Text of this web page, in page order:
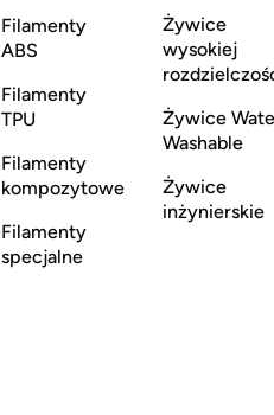
Filamenty
ABS
Filamenty
TPU
Filamenty
kompozytowe
Filamenty
specjalne
Żywice
wysokiej
Żywice
Washable
Żywice
inżynierskie